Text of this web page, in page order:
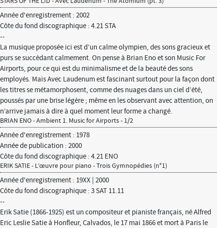
Année d'enregistrement : 2002
Côte du fond discographique : 4.21 STA
--
La musique proposée ici est d’un calme olympien, des sons gracieux et
purs se succèdant calmement. On pense à Brian Eno et son Music For
Airports, pour ce qui est du minimalisme et de la beauté des sons
employés. Mais Avec Laudenum est fascinant surtout pour la façon dont
les titres se métamorphosent, comme des nuages dans un ciel d’été,
poussés par une brise légère ; même en les observant avec attention, on
n’arrive jamais à dire à quel moment leur forme a changé.
BRIAN ENO - Ambient 1. Music for Airports - 1/2
Année d'enregistrement : 1978
Année de publication : 2000
Côte du fond discographique : 4.21 ENO
ERIK SATIE - L’œuvre pour piano - Trois Gymnopédies (n°1)
Année d'enregistrement : 19XX | 2000
Côte du fond discographique : 3 SAT 11.11
--
Erik Satie (1866-1925) est un compositeur et pianiste français, né Alfred
Eric Leslie Satie à Honfleur, Calvados, le 17 mai 1866 et mort à Paris le